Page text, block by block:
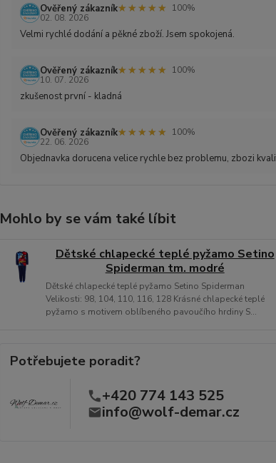
Ověřený zákazník★★★★★
★★★★★
100%
02. 08. 2026
Velmi rychlé dodání a pěkné zboží. Jsem spokojená.
Ověřený zákazník★★★★★
★★★★★
100%
10. 07. 2026
zkušenost první - kladná
Ověřený zákazník★★★★★
★★★★★
100%
22. 06. 2026
Objednavka dorucena velice rychle bez problemu, zbozi
Mohlo by se vám také líbit
Dětské chlapecké teplé pyžamo Setino
Spiderman tm. modré
Dětské chlapecké teplé pyžamo Setino Spiderman
Velikosti: 98, 104, 110, 116, 128 Krásné chlapecké teplé
pyžamo s motivem oblíbeného pavoučího hrdiny S...
Potřebujete poradit?
+420 774 143 525
info@wolf-demar.cz